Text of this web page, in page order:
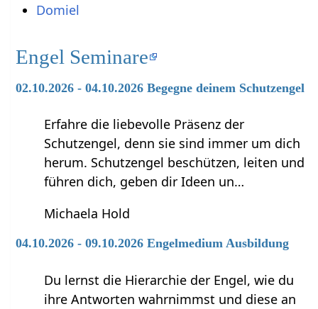
Domiel
Engel Seminare
02.10.2026 - 04.10.2026 Begegne deinem Schutzengel
Erfahre die liebevolle Präsenz der
Schutzengel, denn sie sind immer um dich
herum. Schutzengel beschützen, leiten und
führen dich, geben dir Ideen un…
Michaela Hold
04.10.2026 - 09.10.2026 Engelmedium Ausbildung
Du lernst die Hierarchie der Engel, wie du
ihre Antworten wahrnimmst und diese an